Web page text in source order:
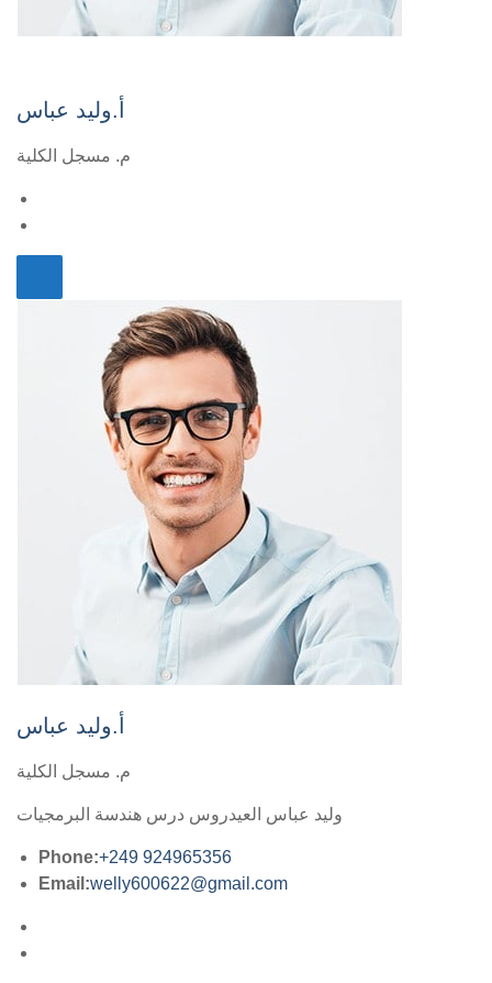
أ.وليد عباس
م. مسجل الكلية
أ.وليد عباس
م. مسجل الكلية
وليد عباس العيدروس درس هندسة البرمجيات
Phone:+249 924965356
Email:welly600622@gmail.com